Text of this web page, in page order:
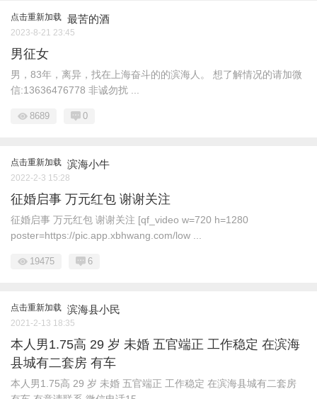
点击重新加载 最苦的酒
2023-8-21 23:45
男征女
男，83年，离异，找在上海奋斗的的滨海人。 想了解情况的请加微
信:13636476778 非诚勿扰 ...
8689 0
点击重新加载 滨海小牛
2022-2-3 15:28
征婚启事 万元红包 谢谢关注
征婚启事 万元红包 谢谢关注 [qf_video w=720 h=1280
poster=https://pic.app.xbhwang.com/low ...
19475 6
点击重新加载 滨海县小民
2021-2-13 18:35
本人男1.75高 29 岁 未婚 五官端正 工作稳定 在滨海
县城有二套房 有车
本人男1.75高 29 岁 未婚 五官端正 工作稳定 在滨海县城有二套房